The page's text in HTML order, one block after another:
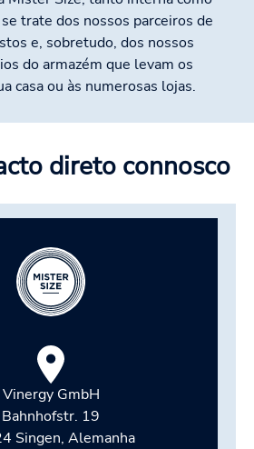
trate dos nossos parceiros de
e, sobretudo, dos nossos
do armazém que levam os
casa ou às numerosas lojas.
direto connosco
Vinergy GmbH
Bahnhofstr. 19
Singen, Alemanha